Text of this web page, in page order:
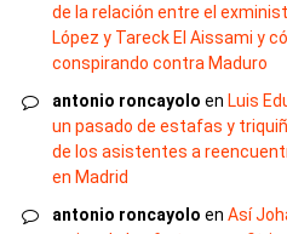
de la relación entre el
López y Tareck El Aissami y
conspirando contra Maduro
antonio roncayolo en Luis
un pasado de estafas y
de los asistentes a
en Madrid
antonio roncayolo en Así